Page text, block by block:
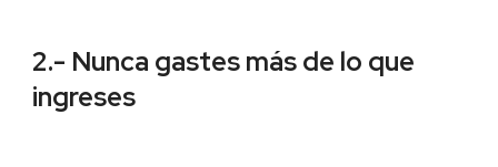
2.- Nunca gastes más de lo que
ingreses